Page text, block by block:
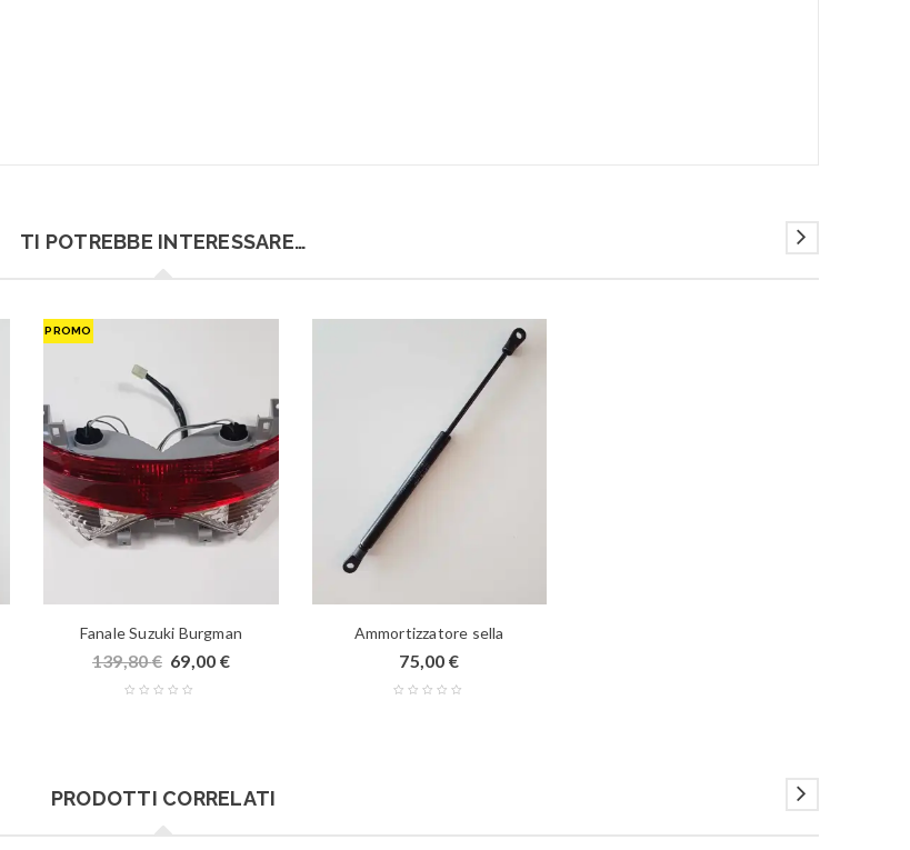
TI POTREBBE INTERESSARE…
PROMO
Fanale Suzuki Burgman
139,80€ 69,00 €
Ammortizzatore sella
75,00 €
PRODOTTI CORRELATI